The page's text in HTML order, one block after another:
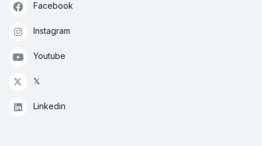
Facebook
Instagram
Youtube
𝕏
Linkedin